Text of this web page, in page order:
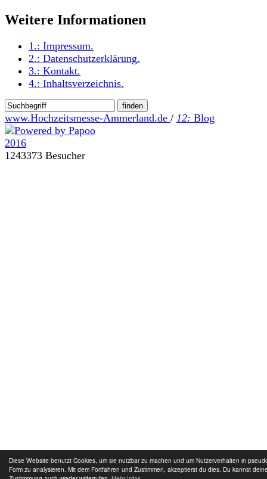
Diese Website benutzt Cookies, um sie nutzbar zu machen und um Nutzerverhalten in
Form zu analysieren. Mit dem Fortfahren und Zustimmen, akzeptierst du dies. Du kannst
Weitere Informationen
1.: Impressum.
2.: Datenschutzerklärung.
3.: Kontakt.
4.: Inhaltsverzeichnis.
www.Hochzeitsmesse-Ammerland.de / 12: Blog
1243373 Besucher